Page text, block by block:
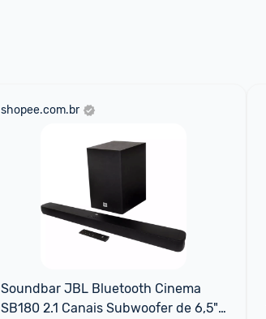
shopee.com.br
Soundbar JBL Bluetooth Cinema
SB180 2.1 Canais Subwoofer de 6,5"